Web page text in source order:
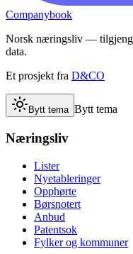
Companybook
Norsk næringsliv —
data.
Et prosjekt fra D&CO
Bytt tema Bytt tema
Næringsliv
Lister
Nyetableringer
Opphørte
Børsnotert
Anbud
Patentsok
Fylker og kommuner